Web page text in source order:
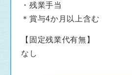
・残業手当
＊賞与4か月以上含む
【固定残業代有無】
なし